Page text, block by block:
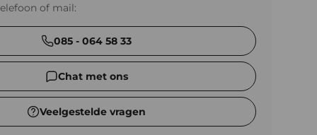
of mail:
085 - 064 58 33
Chat met ons
Veelgestelde vragen